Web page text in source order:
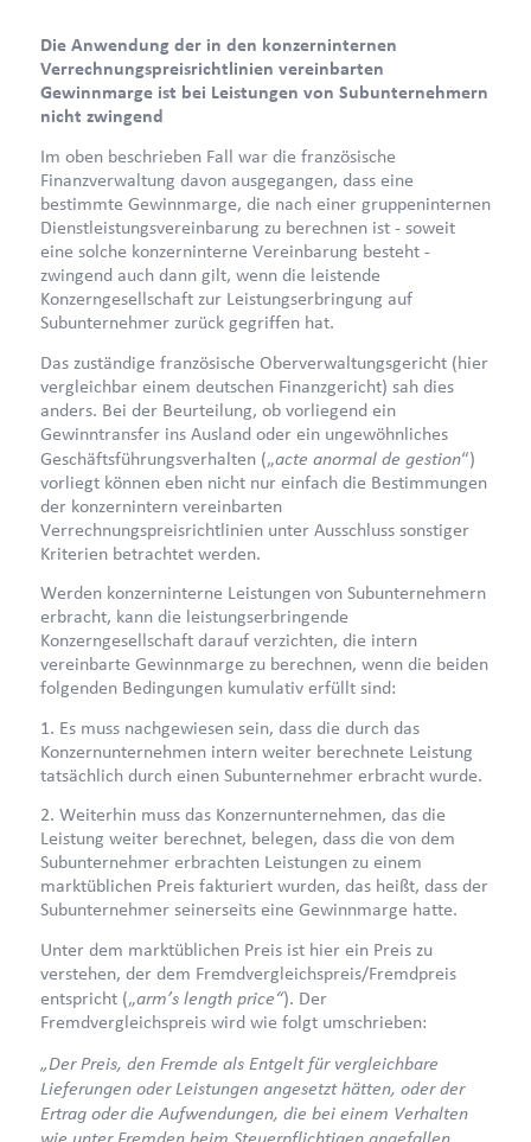
Die Anwendung der in den konzerninternen
Verrechnungspreisrichtlinien vereinbarten
Gewinnmarge ist bei Leistungen von Subunternehmern
nicht zwingend
Im oben beschrieben Fall war die französische
Finanzverwaltung davon ausgegangen, dass eine
bestimmte Gewinnmarge, die nach einer gruppeninternen
Dienstleistungsvereinbarung zu berechnen ist - soweit
eine solche konzerninterne Vereinbarung besteht -
zwingend auch dann gilt, wenn die leistende
Konzerngesellschaft zur Leistungserbringung auf
Subunternehmer zurück gegriffen hat.
Das zuständige französische Oberverwaltungsgericht (hier
vergleichbar einem deutschen Finanzgericht) sah dies
anders. Bei der Beurteilung, ob vorliegend ein
Gewinntransfer ins Ausland oder ein ungewöhnliches
Geschäftsführungsverhalten („acte anormal de gestion“)
vorliegt können eben nicht nur einfach die Bestimmungen
der konzernintern vereinbarten
Verrechnungspreisrichtlinien unter Ausschluss sonstiger
Kriterien betrachtet werden.
Werden konzerninterne Leistungen von Subunternehmern
erbracht, kann die leistungserbringende
Konzerngesellschaft darauf verzichten, die intern
vereinbarte Gewinnmarge zu berechnen, wenn die beiden
folgenden Bedingungen kumulativ erfüllt sind:
1. Es muss nachgewiesen sein, dass die durch das
Konzernunternehmen intern weiter berechnete Leistung
tatsächlich durch einen Subunternehmer erbracht wurde.
2. Weiterhin muss das Konzernunternehmen, das die
Leistung weiter berechnet, belegen, dass die von dem
Subunternehmer erbrachten Leistungen zu einem
marktüblichen Preis fakturiert wurden, das heißt, dass der
Subunternehmer seinerseits eine Gewinnmarge hatte.
Unter dem marktüblichen Preis ist hier ein Preis zu
verstehen, der dem Fremdvergleichspreis/Fremdpreis
entspricht („arm’s length price“). Der
Fremdvergleichspreis wird wie folgt umschrieben:
„Der Preis, den Fremde als Entgelt für vergleichbare
Lieferungen oder Leistungen angesetzt hätten, oder der
Ertrag oder die Aufwendungen, die bei einem Verhalten
wie unter Fremden beim Steuerpflichtigen angefallen